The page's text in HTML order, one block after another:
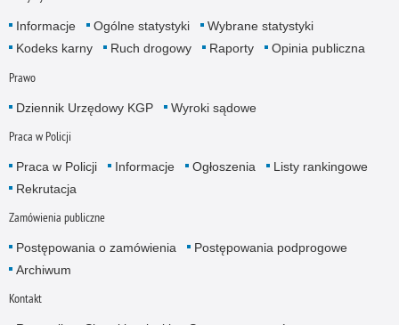
Informacje Ogólne statystyki
Wybrane statystyki
Kodeks karny
Ruch drogowy Raporty Opinia publiczna
Prawo
Dziennik Urzędowy KGP Wyroki sądowe
Praca w Policji
Praca w Policji Informacje Ogłoszenia
Listy rankingowe
Rekrutacja
Zamówienia publiczne
Postępowania o zamówienia
Postępowania podprogowe
Archiwum
Kontakt